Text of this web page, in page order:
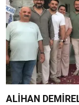
ALİHAN